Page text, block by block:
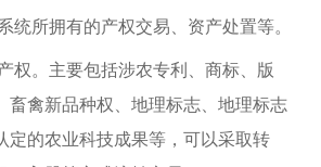
统所拥有的产权交易、资产处置等。
权。主要包括涉农专利、商标、版
畜禽新品种权、地理标志、地理标志
定的农业科技成果等，可以采取转